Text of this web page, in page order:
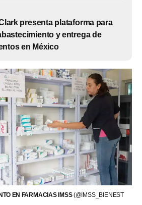
presenta plataforma para
y entrega de
en México
EN FARMACIAS IMSS(@IMSS_BIENEST